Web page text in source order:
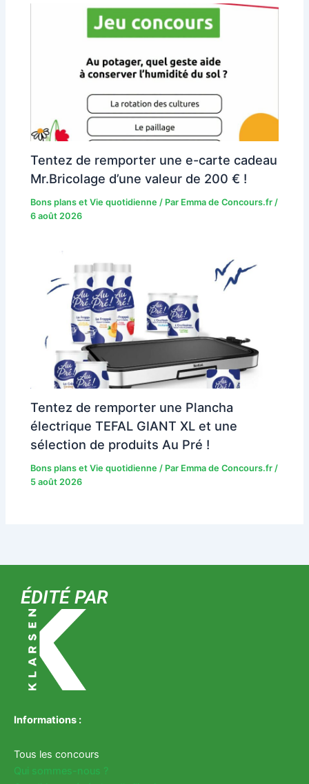
Tentez de remporter une e-carte cadeau
Mr.Bricolage d’une valeur de 200 € !
Bons plans et Vie quotidienne / Par Emma de Concours.fr/
6 août 2026
Tentez de remporter une Plancha
électrique TEFAL GIANT XL et une
sélection de produits Au Pré !
Bons plans et Vie quotidienne / Par Emma de Concours.fr/
5 août 2026
ÉDITÉ PAR
Informations :
Tous les concours
Qui sommes-nous ?